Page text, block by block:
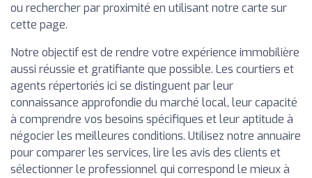
ou rechercher par proximité en utilisant notre carte sur
cette page.
Notre objectif est de rendre votre expérience immobilière
aussi réussie et gratifiante que possible. Les courtiers et
agents répertoriés ici se distinguent par leur
connaissance approfondie du marché local, leur capacité
à comprendre vos besoins spécifiques et leur aptitude à
négocier les meilleures conditions. Utilisez notre annuaire
pour comparer les services, lire les avis des clients et
sélectionner le professionnel qui correspond le mieux à